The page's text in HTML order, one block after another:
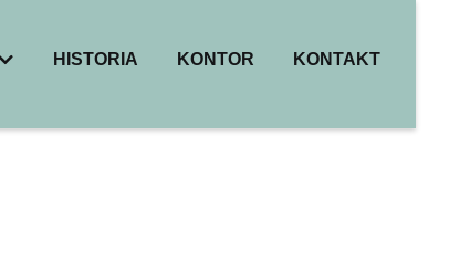
HISTORIA KONTOR KONTAKT